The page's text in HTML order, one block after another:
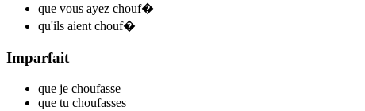
que vous ayez chouf�
qu'ils aient chouf�
Imparfait
que je choufasse
que tu choufasses